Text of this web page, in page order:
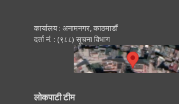
कार्यालय : अनामनगर, काठमाडाैं
दर्ता नं. : (९८८) सूचना विभाग
लोकपाटी टीम